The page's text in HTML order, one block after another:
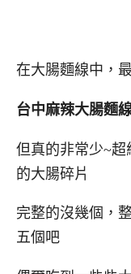
在大腸麵線中，
台中麻辣大腸麵
但真的非常少~
的大腸碎片
完整的沒幾個，
五個吧